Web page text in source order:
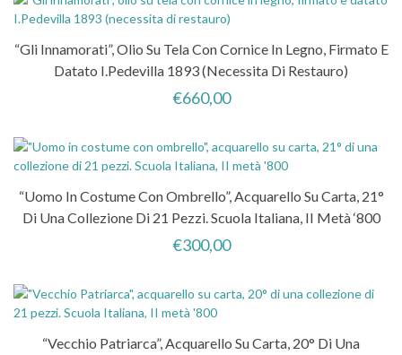
“Gli Innamorati”, Olio Su Tela Con Cornice In Legno, Firmato E
Datato I.Pedevilla 1893 (necessita Di Restauro)
€660,00
“Uomo In Costume Con Ombrello”, Acquarello Su Carta, 21°
Di Una Collezione Di 21 Pezzi. Scuola Italiana, II Metà ‘800
€300,00
“Vecchio Patriarca”, Acquarello Su Carta, 20° Di Una